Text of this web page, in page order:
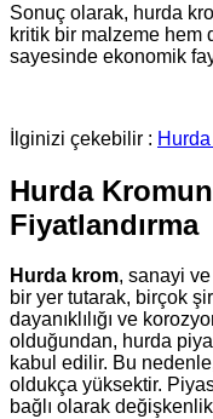
Sonuç olarak, hurda
kritik bir malzeme hem
sayesinde ekonomik
İlginizi çekebilir :
Hurda
Fiyatlandırma
Hurda krom, sanayi
bir yer tutarak, birçok
dayanıklılığı ve
olduğundan, hurda
kabul edilir. Bu
oldukça yüksektir.
bağlı olarak